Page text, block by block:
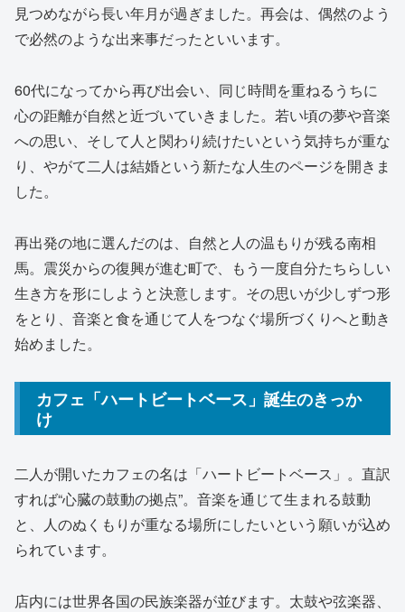
見つめながら長い年月が過ぎました。再会は、偶然のよう
で必然のような出来事だったといいます。
60代になってから再び出会い、同じ時間を重ねるうちに
心の距離が自然と近づいていきました。若い頃の夢や音楽
への思い、そして人と関わり続けたいという気持ちが重な
り、やがて二人は結婚という新たな人生のページを開きま
した。
再出発の地に選んだのは、自然と人の温もりが残る南相
馬。震災からの復興が進む町で、もう一度自分たちらしい
生き方を形にしようと決意します。その思いが少しずつ形
をとり、音楽と食を通じて人をつなぐ場所づくりへと動き
始めました。
カフェ「ハートビートベース」誕生のきっか
け
二人が開いたカフェの名は「ハートビートベース」。直訳
すれば“心臓の鼓動の拠点”。音楽を通じて生まれる鼓動
と、人のぬくもりが重なる場所にしたいという願いが込め
られています。
店内には世界各国の民族楽器が並びます。太鼓や弦楽器、